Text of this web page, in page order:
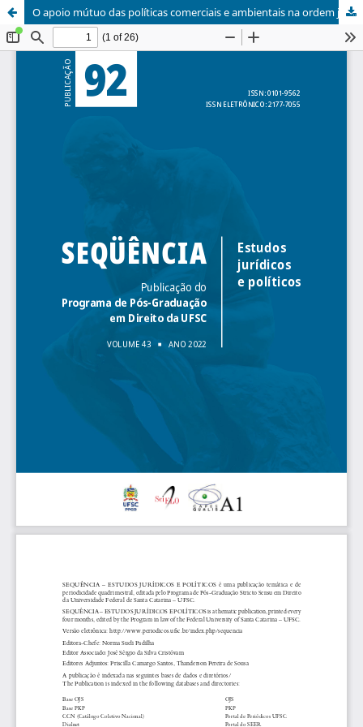
O apoio mútuo das políticas comerciais e ambientais na ordem jurídico-penal interna para a repressão do suborno internacional